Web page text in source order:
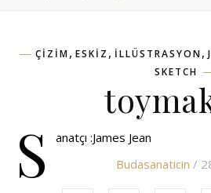
ÇIZIM, ESKIZ , ILLÜSTRASYON,
SKETCH
S
anatçı :James Jean
Budasanaticin /